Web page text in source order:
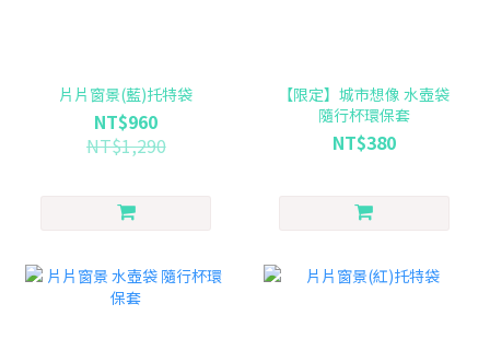
片片窗景(藍)托特袋
NT$960
NT$1,290
【限定】城市想像 水壺袋
隨行杯環保套
NT$380